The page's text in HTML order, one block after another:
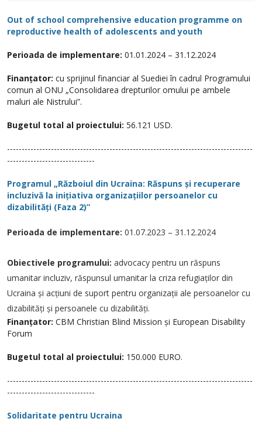
Out of school comprehensive education programme on
reproductive health of adolescents and youth
Perioada de implementare: 01.01.2024 – 31.12.2024
Finanțator: cu sprijinul financiar al Suediei în cadrul Programului
comun al ONU „Consolidarea drepturilor omului pe ambele
maluri ale Nistrului”.
Bugetul total al proiectului: 56.121 USD.
------------------------------------------------------------------------------------
------------------------------
Programul „Războiul din Ucraina: Răspuns și recuperare
incluzivă la inițiativa organizațiilor persoanelor cu
dizabilități (Faza 2)”
Perioada de implementare: 01.07.2023 – 31.12.2024
Obiectivele programului: advocacy pentru un răspuns
umanitar incluziv, răspunsul umanitar la criza refugiaților din
Ucraina și acțiuni de suport pentru organizații ale persoanelor cu
dizabilități și persoanele cu dizabilități.
Finanțator: CBM Christian Blind Mission și European Disability
Forum
Bugetul total al proiectului: 150.000 EURO.
------------------------------------------------------------------------------------
------------------------------
Solidaritate pentru Ucraina